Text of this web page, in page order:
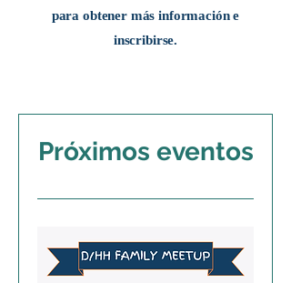
para obtener más información e
inscribirse.
Próximos eventos